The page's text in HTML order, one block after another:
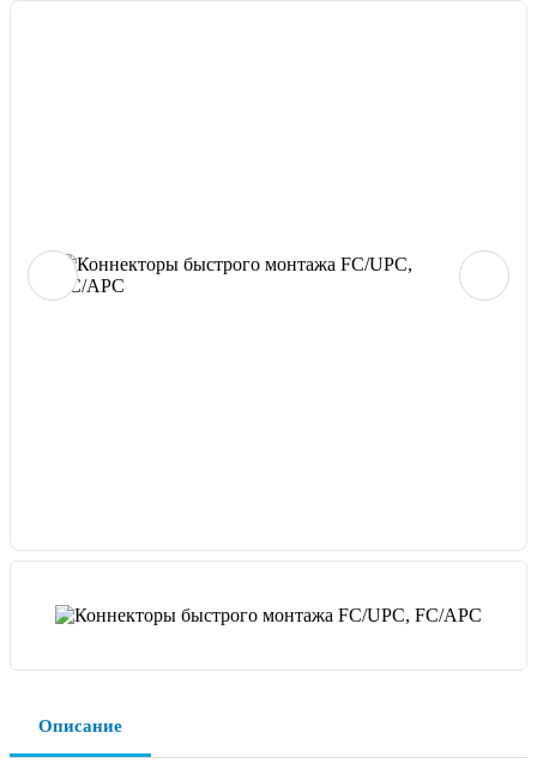
Описание